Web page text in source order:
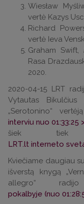
Wiesław
vertė Kazys
Richard
vertė Ieva
Graham Swift,
Rasa
2020.
2020-04-15 LRT
Vytautas Bikulčius
„Serotonino“
interviu nuo 01:33:25
šiek tiek
LRT.lt interneto
Kviečiame daugiau
išverstą knygą
allegro“
pokalbyje (nuo